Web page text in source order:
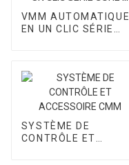
VMM AUTOMATIQUE
EN UN CLIC SÉRIE
SYSTÈME DE
CONTRÔLE ET